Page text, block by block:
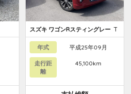
スズキ ワゴンRスティングレー T
年式 平成25年09月
走行距
離
45,100km